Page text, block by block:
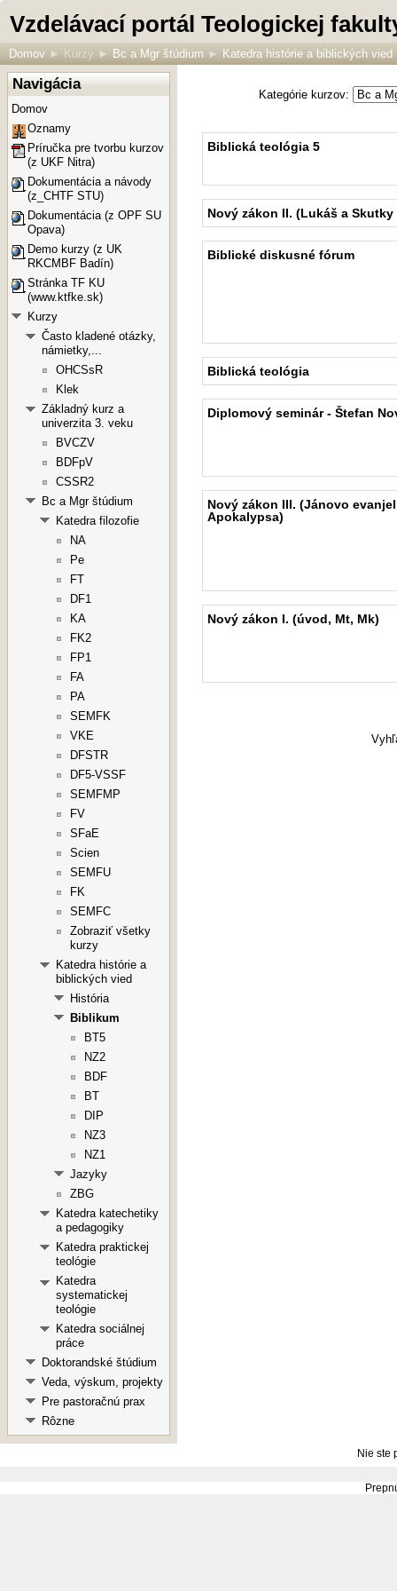
Vzdelávací portál Teologickej
Domov ► Kurzy ► Bc a Mgr štúdium ► Katedra histórie a biblických vied
Kategórie kurzov:
Biblická teológia 5
Nový zákon II. (Lukáš a
Biblické diskusné fórum
Biblická teológia
Diplomový seminár - Štefan
Nový zákon III. (Jánovo
Apokalypsa)
Nový zákon I. (úvod, Mt, Mk)
Navigácia
Domov
Oznamy
Príručka pre tvorbu kurzov
(z UKF Nitra)
Dokumentácia a návody
(z_CHTF STU)
Dokumentácia (z OPF SU
Opava)
Demo kurzy (z UK
RKCMBF Badín)
Stránka TF KU
(www.ktfke.sk)
Kurzy
Často kladené otázky,
námietky,...
OHCSsR
Klek
Základný kurz a
univerzita 3. veku
BVCZV
BDFpV
CSSR2
Bc a Mgr štúdium
Katedra filozofie
NA
Pe
FT
DF1
KA
FK2
FP1
FA
PA
SEMFK
VKE
DFSTR
DF5-VSSF
SEMFMP
FV
SFaE
Scien
SEMFU
FK
SEMFC
Zobraziť všetky
kurzy
Katedra histórie a
biblických vied
História
Biblikum
BT5
NZ2
BDF
BT
DIP
NZ3
NZ1
Jazyky
ZBG
Katedra katechetiky
a pedagogiky
Katedra praktickej
teológie
Katedra
systematickej
teológie
Katedra sociálnej
práce
Doktorandské štúdium
Veda, výskum, projekty
Pre pastoračnú prax
Rôzne
Nie ste